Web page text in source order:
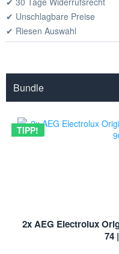
✔ Unschlagbare Preise
✔ Riesen Auswahl
Bundle
TIPP!
2x AEG Electrolux
74